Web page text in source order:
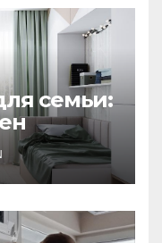
семьи: